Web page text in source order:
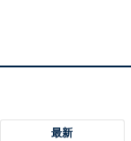
最新